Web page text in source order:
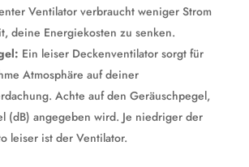
Ventilator verbraucht weniger Strom
deine Energiekosten zu senken.
Ein leiser Deckenventilator sorgt für
Atmosphäre auf deiner
Achte auf den Geräuschpegel,
(dB) angegeben wird. Je niedriger der
leiser ist der Ventilator.